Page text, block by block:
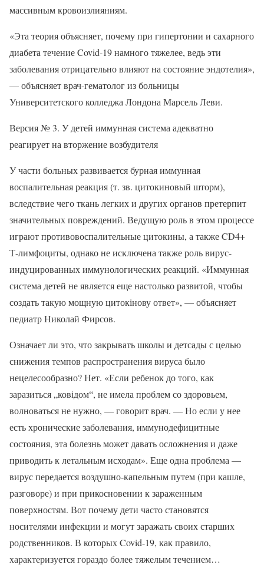
массивным кровоизлияниям.
«Эта теория объясняет, почему при гипертонии и сахарного
диабета течение Covid-19 намного тяжелее, ведь эти
заболевания отрицательно влияют на состояние эндотелия»,
— объясняет врач-гематолог из больницы
Университетского колледжа Лондона Марсель Леви.
Версия № 3. У детей иммунная система адекватно
реагирует на вторжение возбудителя
У части больных развивается бурная иммунная
воспалительная реакция (т. зв. цитокиновый шторм),
вследствие чего ткань легких и других органов претерпит
значительных повреждений. Ведущую роль в этом процессе
играют противовоспалительные цитокины, а также CD4+
Т-лимфоциты, однако не исключена также роль вирус-
индуцированных иммунологических реакций. «Иммунная
система детей не является еще настолько развитой, чтобы
создать такую мощную цитокінову ответ», — объясняет
педиатр Николай Фирсов.
Означает ли это, что закрывать школы и детсады с целью
снижения темпов распространения вируса было
нецелесообразно? Нет. «Если ребенок до того, как
заразиться „ковідом“, не имела проблем со здоровьем,
волноваться не нужно, — говорит врач. — Но если у нее
есть хронические заболевания, иммунодефицитные
состояния, эта болезнь может давать осложнения и даже
приводить к летальным исходам». Еще одна проблема —
вирус передается воздушно-капельным путем (при кашле,
разговоре) и при прикосновении к зараженным
поверхностям. Вот почему дети часто становятся
носителями инфекции и могут заражать своих старших
родственников. В которых Covid-19, как правило,
характеризуется гораздо более тяжелым течением…